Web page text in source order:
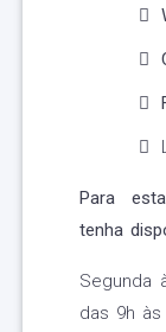
Para
tenha
Segunda
das 9h às